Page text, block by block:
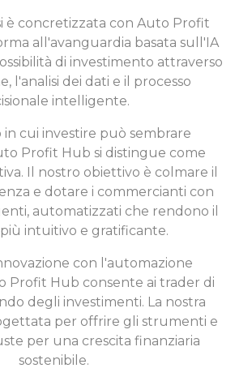
è concretizzata con Auto Profit
all'avanguardia basata sull'IA
di investimento attraverso
l'analisi dei dati e il processo
intelligente.
in cui investire può sembrare
Profit Hub si distingue come
Il nostro obiettivo è colmare il
e dotare i commercianti con
automatizzati che rendono il
intuitivo e gratificante.
con l'automazione
Profit Hub consente ai trader di
degli investimenti. La nostra
per offrire gli strumenti e
per una crescita finanziaria
sostenibile.